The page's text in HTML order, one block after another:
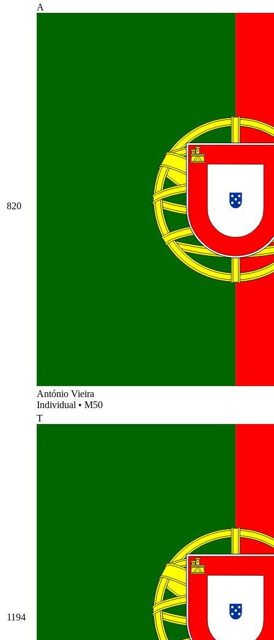
820
A
António Vieira
Individual • M50
1194
T